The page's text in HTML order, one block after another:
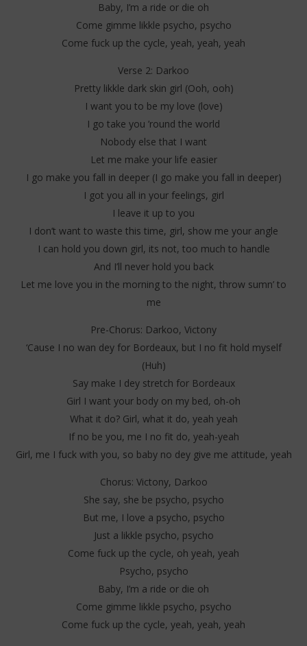
Baby, I’m a ride or die oh
Come gimme likkle psycho, psycho
Come fuck up the cycle, yeah, yeah, yeah
Verse 2: Darkoo
Pretty likkle dark skin girl (Ooh, ooh)
I want you to be my love (love)
I go take you ’round the world
Nobody else that I want
Let me make your life easier
I go make you fall in deeper (I go make you fall in deeper)
I got you all in your feelings, girl
I leave it up to you
I don’t want to waste this time, girl, show me your angle
I can hold you down girl, its not, too much to handle
And I’ll never hold you back
Let me love you in the morning to the night, throw sumn’ to
me
Pre-Chorus: Darkoo, Victony
‘Cause I no wan dey for Bordeaux, but I no fit hold myself
(Huh)
Say make I dey stretch for Bordeaux
Girl I want your body on my bed, oh-oh
What it do? Girl, what it do, yeah yeah
If no be you, me I no fit do, yeah-yeah
Girl, me I fuck with you, so baby no dey give me attitude, yeah
Chorus: Victony, Darkoo
She say, she be psycho, psycho
But me, I love a psycho, psycho
Just a likkle psycho, psycho
Come fuck up the cycle, oh yeah, yeah
Psycho, psycho
Baby, I’m a ride or die oh
Come gimme likkle psycho, psycho
Come fuck up the cycle, yeah, yeah, yeah